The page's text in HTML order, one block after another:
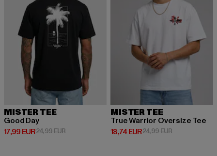
MISTER TEE
Good Day
17,99 EUR
Derzeitiger Preis: 17,99 EUR
24,99 EURAktionspreis: 24,99 EUR
MISTER TEE
True Warrior Oversize Tee
18,74 EUR
Derzeitiger Preis: 18,74 EUR
24,99 EURAktionspreis: